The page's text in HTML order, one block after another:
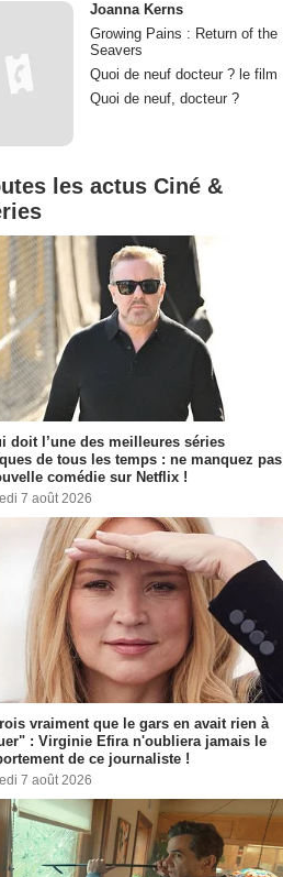
Joanna Kerns
Growing Pains : Return of the
Seavers
Quoi de neuf docteur ? le film
Quoi de neuf, docteur ?
les actus Ciné &
doit l’une des meilleures séries
de tous les temps : ne manquez pas
comédie sur Netflix !
7 août 2026
vraiment que le gars en avait rien à
: Virginie Efira n'oubliera jamais le
de ce journaliste !
7 août 2026